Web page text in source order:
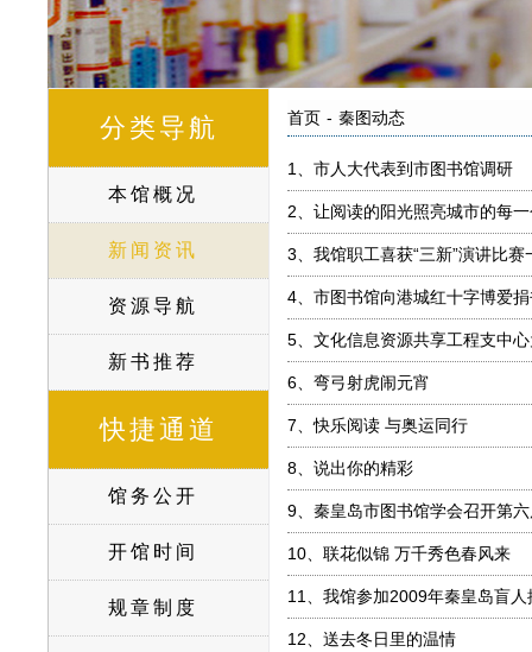
分类导航
本馆概况
新闻资讯
资源导航
新书推荐
快捷通道
馆务公开
开馆时间
规章制度
首页 - 秦图动态
1、 市人大代表到市图书馆调研
2、 让阅读的阳光照亮城市的每
3、 我馆职工喜获“三新”演讲比赛
4、 市图书馆向港城红十字博爱
5、 文化信息资源共享工程支中
6、 弯弓射虎闹元宵
7、快乐阅读 与奥运同行
8、 说出你的精彩
9、 秦皇岛市图书馆学会召开第
10、 联花似锦 万千秀色春风来
11、 我馆参加2009年秦皇岛盲
12、 送去冬日里的温情